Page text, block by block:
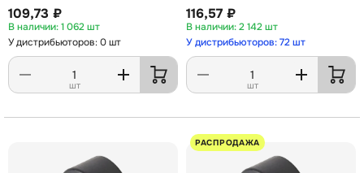
109,73 ₽
1 062 шт
У дистрибьюторов: 0 шт
шт
116,57 ₽
2 142 шт
У дистрибьюторов: 72 шт
шт
РАСПРОДАЖА